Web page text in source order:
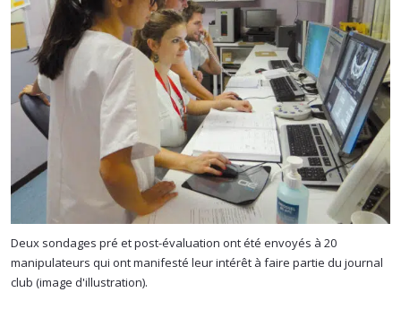
Deux sondages pré et post-évaluation ont été envoyés à 20
manipulateurs qui ont manifesté leur intérêt à faire partie du journal
club (image d'illustration).